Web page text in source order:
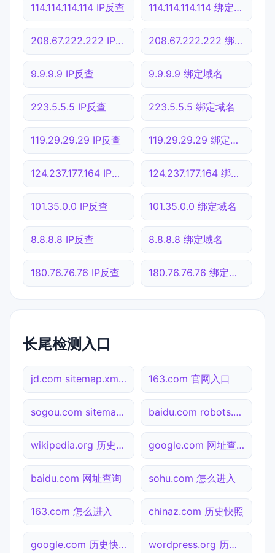
114.114.114.114 IP反查 114.114.114.114 绑定域名
208.67.222.222 IP反查 208.67.222.222 绑定域名
9.9.9.9 IP反查 9.9.9.9 绑定域名
223.5.5.5 IP反查 223.5.5.5 绑定域名
119.29.29.29 IP反查 119.29.29.29 绑定域名
124.237.177.164 IP反查 124.237.177.164 绑定域名
101.35.0.0 IP反查 101.35.0.0 绑定域名
8.8.8.8 IP反查 8.8.8.8 绑定域名
180.76.76.76 IP反查 180.76.76.76 绑定域名
长尾检测入口
jd.com sitemap.xml检测 163.com 官网入口
sogou.com sitemap.xml检测 baidu.com robots.txt检测
wikipedia.org 历史快照 google.com 网址查询
baidu.com 网址查询 sohu.com 怎么进入
163.com 怎么进入 chinaz.com 历史快照
google.com 历史快照 wordpress.org 历史快照